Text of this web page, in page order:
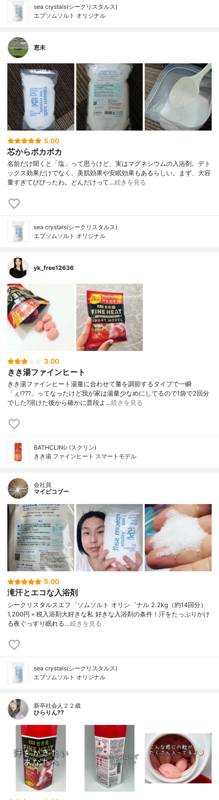
sea crystals(シークリスタルス)
エプソムソルト オリジナル
恵未
5.00
芯からポカポカ
名前だけ聞くと「塩」って思うけど、実はマグネシウムの入浴剤。デト
ックス効果だけでなく、美肌効果や安眠効果もあるらしい。まず、大容
量すぎてびびったわ。どんだけって…続きを見る
sea crystals(シークリスタルス)
エプソムソルト オリジナル
yk_free12636
3.00
きき湯ファインヒート
きき湯ファインヒート湯量に合わせて量を調節するタイプで一瞬
「ぇ⁉️??」ってなったけど我が家は湯量少なめにしてるので1袋で2回分
でした?溶けた後から確かに普段よ…続きを見る
BATHCLIN(バスクリン)
きき湯 ファインヒート スマートモデル
会社員
マイピコブー
5.00
滝汗とエコな入浴剤
シークリスタルスエフ゜ソムソルト オリシ゛ナル 2.2kg（約14回分）
1,200円＋税入浴剤大好きな私 好きな入浴剤の条件！汗をたっぷりかけ
る夜ぐっすり眠れる…続きを見る
sea crystals(シークリスタルス)
エプソムソルト オリジナル
新卒社会人２２歳
ひらりん??